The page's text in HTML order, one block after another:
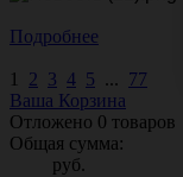
Подробнее
1 2 3 4 5 ... 77
Ваша Корзина
Отложено 0 товаров
Общая сумма:
руб.